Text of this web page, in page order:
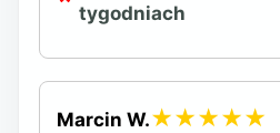
tygodniach
Marcin W.★★★★★